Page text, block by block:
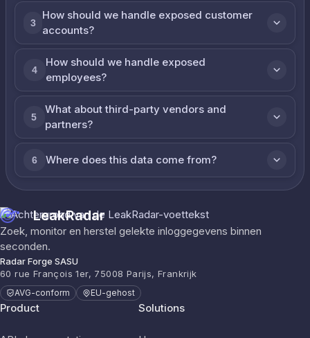
3
How should we handle exposed customer
accounts?
4
How should we handle exposed
employees?
5
What about third-party vendors and
partners?
6 Where does this data come from?
LeakRadar
Zoek, monitor en herstel gelekte inloggegevens binnen
seconden.
Radar Forge SASU
60 rue François 1er, 75008 Parijs, Frankrijk
AVG-conform EU-gehost
Product Solutions